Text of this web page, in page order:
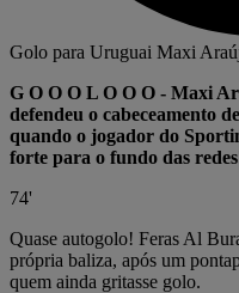
Golo para Uruguai Maxi
G O O O L O O O - Maxi
defendeu o cabeceamento
quando o jogador do
forte para o fundo das
74'
Quase autogolo! Feras Al
própria baliza, após um
quem ainda gritasse golo.